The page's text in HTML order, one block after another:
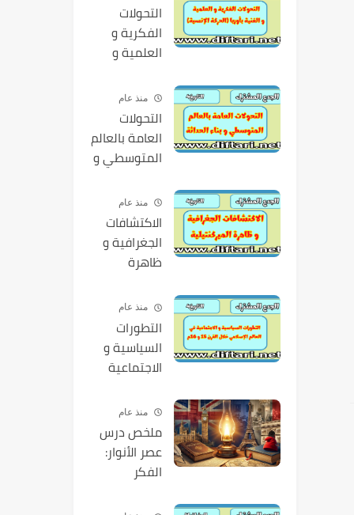
التحولات
الفكرية و
العلمية و
(الحركة
الإنسية)
منذ عام
التحولات
العامة بالعالم
المتوسطي و
منذ عام
الاكتشافات
الجغرافية و
ظاهرة
منذ عام
التطورات
السياسية و
الاجتماعية
الإسلامي
و 16م
منذ عام
ملخص درس
عصر الأنوار:
الفكر